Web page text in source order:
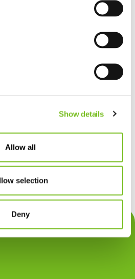
Show details
Allow all
selection
Deny